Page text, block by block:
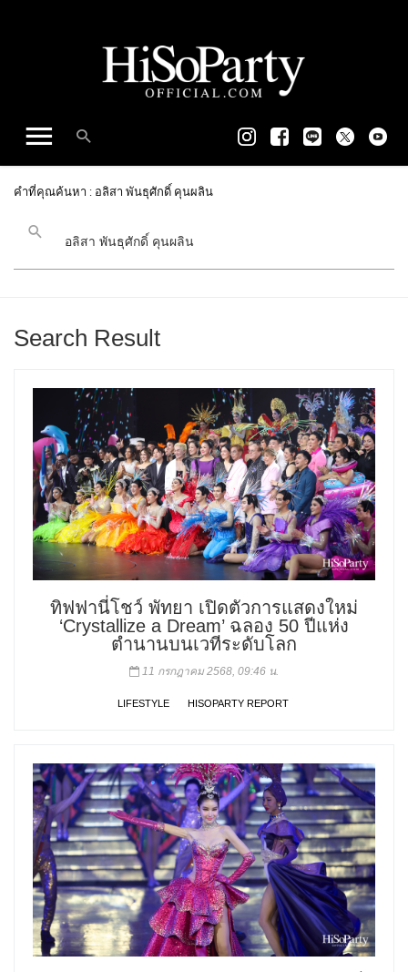
คำที่คุณค้นหา : อลิสา พันธุศักดิ์ คุนผลิน
Search Result
ทิฟฟานี่โชว์ พัทยา เปิดตัวการแสดงใหม่
‘Crystallize a Dream’ ฉลอง 50 ปีแห่ง
ตำนานบนเวทีระดับโลก
11 กรกฎาคม 2568, 09:46 น.
LIFESTYLE HISOPARTY REPORT